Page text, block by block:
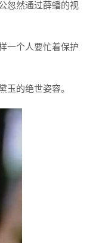
忽然通过薛蟠的视
一个人要忙着保护
玉的绝世姿容。